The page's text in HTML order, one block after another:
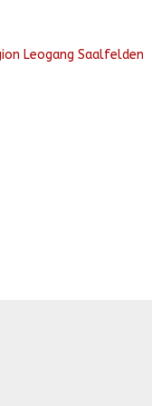
Leogang Saalfelden